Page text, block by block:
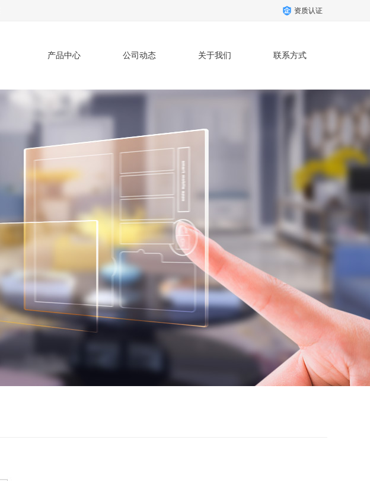
资质认证
产品中心 公司动态 关于我们 联系方式